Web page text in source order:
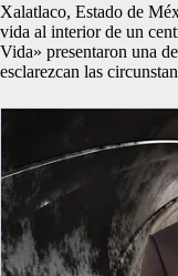
Xalatlaco, Estado de
vida al interior de un
Vida» presentaron una
esclarezcan las